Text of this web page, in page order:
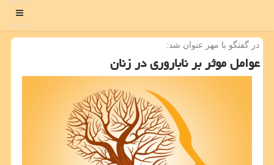
منو
در گفتگو با مهر عنوان شد:
عوامل موثر بر ناباروری در زنان